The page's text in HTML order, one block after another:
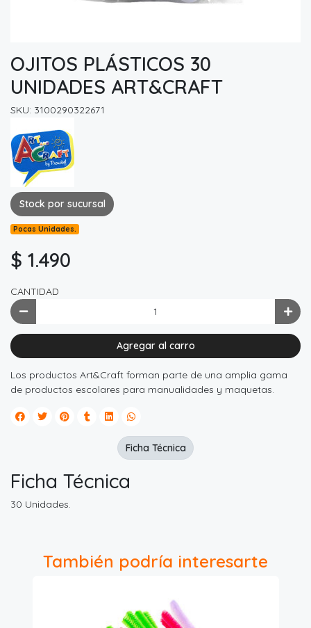
OJITOS PLÁSTICOS 30
UNIDADES ART&CRAFT
SKU: 3100290322671
Stock por sucursal
Pocas Unidades.
$ 1.490
CANTIDAD
Agregar al carro
Los productos Art&Craft forman parte de una amplia gama
de productos escolares para manualidades y maquetas.
Ficha Técnica
30 Unidades.
Ficha Técnica
También podría interesarte